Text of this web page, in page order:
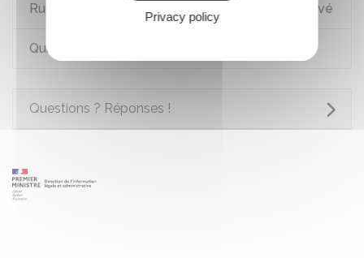
Rupture du contrat de travail dans le secteur privé
Quitter la fonction publique
Questions ? Réponses !
Privacy policy